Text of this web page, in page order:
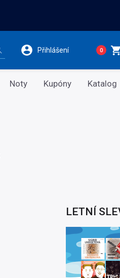
Přihlášení 0
Noty Kupóny Katalog
LETNÍ